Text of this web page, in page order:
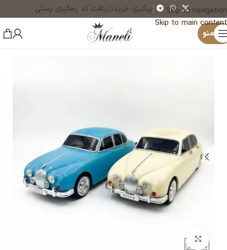
Skip to navigation
Skip to main content
پیگیری خریددریافت کد رهگیری پستی
منو
خانه اکسسوری مانلی
بزرگنمایی تصویر
×